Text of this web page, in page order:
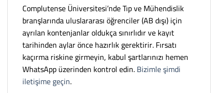
Complutense Üniversitesi’nde Tıp ve Mühendislik
branşlarında uluslararası öğrenciler (AB dışı) için
ayrılan kontenjanlar oldukça sınırlıdır ve kayıt
tarihinden aylar önce hazırlık gerektirir. Fırsatı
kaçırma riskine girmeyin, kabul şartlarınızı hemen
WhatsApp üzerinden kontrol edin.Bizimle şimdi
iletişime geçin.